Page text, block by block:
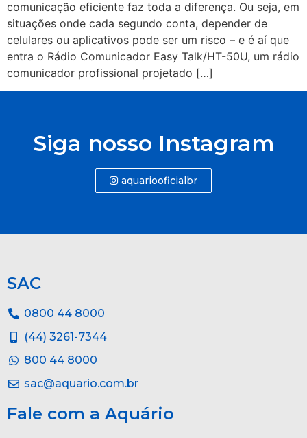
comunicação eficiente faz toda a diferença. Ou seja, em
situações onde cada segundo conta, depender de
celulares ou aplicativos pode ser um risco – e é aí que
entra o Rádio Comunicador Easy Talk/HT-50U, um rádio
comunicador profissional projetado […]
Siga nosso Instagram
aquariooficialbr
SAC
0800 44 8000
(44) 3261-7344
800 44 8000
sac@aquario.com.br
Fale com a Aquário